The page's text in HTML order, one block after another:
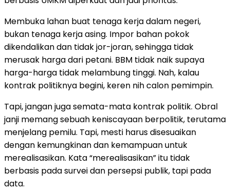
Membuka lahan buat tenaga kerja dalam negeri,
bukan tenaga kerja asing. Impor bahan pokok
dikendalikan dan tidak jor-joran, sehingga tidak
merusak harga dari petani. BBM tidak naik supaya
harga-harga tidak melambung tinggi. Nah, kalau
kontrak politiknya begini, keren nih calon pemimpin.
Tapi, jangan juga semata-mata kontrak politik. Obral
janji memang sebuah keniscayaan berpolitik, terutama
menjelang pemilu. Tapi, mesti harus disesuaikan
dengan kemungkinan dan kemampuan untuk
merealisasikan. Kata “merealisasikan” itu tidak
berbasis pada survei dan persepsi publik, tapi pada
data.